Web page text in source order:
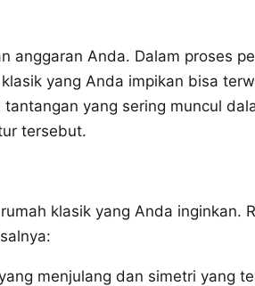
anggaran Anda. Dalam proses
yang Anda impikan bisa
yang sering muncul
tersebut.
klasik yang Anda inginkan.
menjulang dan simetri yang